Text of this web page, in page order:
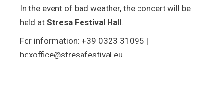
In the event of bad weather, the concert will be
held atStresa Festival Hall.
For information: +39 0323 31095 |
boxoffice@stresafestival.eu